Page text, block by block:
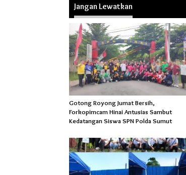
Jangan Lewatkan
Gotong Royong Jumat Bersih,
Forkopimcam Hinai Antusias Sambut
Kedatangan Siswa SPN Polda Sumut